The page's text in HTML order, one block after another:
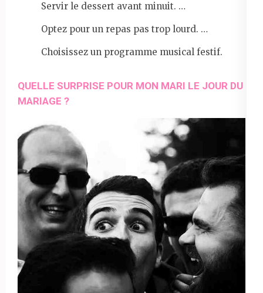
Servir le dessert avant minuit. …
Optez pour un repas pas trop lourd. …
Choisissez un programme musical festif.
QUELLE SURPRISE POUR MON MARI LE JOUR DU
MARIAGE ?